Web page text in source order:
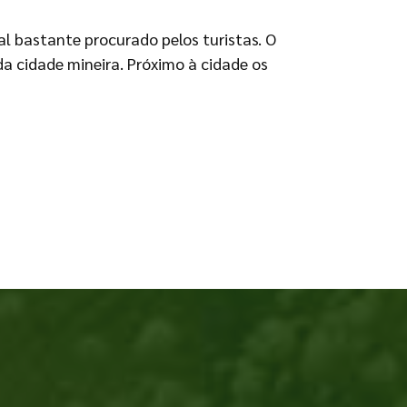
bastante procurado pelos turistas. O
cidade mineira. Próximo à cidade os